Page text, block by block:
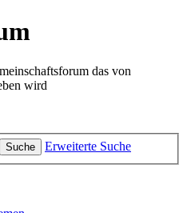
das von
wird
Suche Erweiterte Suche